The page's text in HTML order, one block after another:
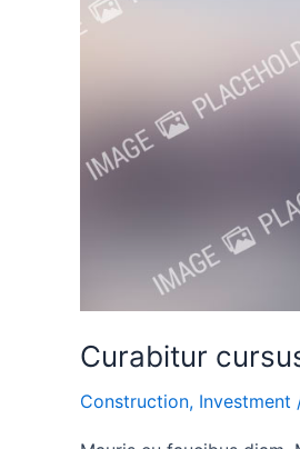
Curabitur
Construction, Investment